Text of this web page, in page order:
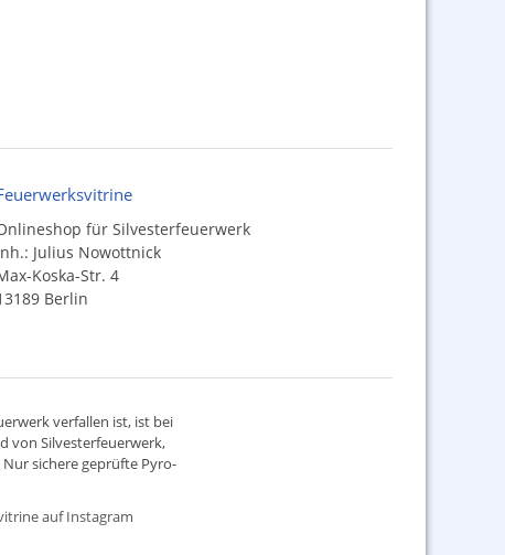
für Silvesterfeuerwerk
Julius Nowottnick
Koska-Str. 4
Berlin
verfallen ist, ist bei
von Silvesterfeuerwerk,
sichere geprüfte Pyro-
auf Instagram